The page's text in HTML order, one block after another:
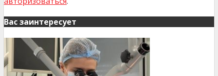
Вас заинтересует